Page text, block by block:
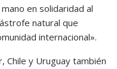
en solidaridad al
natural que
internacional».
Chile y Uruguay también